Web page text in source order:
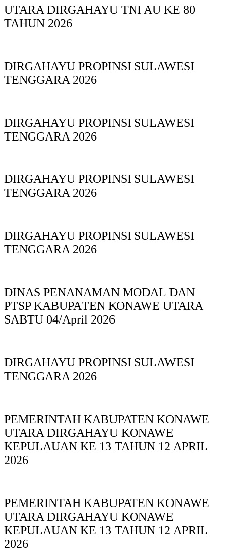
UTARA DIRGAHAYU TNI AU KE 80
TAHUN 2026
DIRGAHAYU PROPINSI SULAWESI
TENGGARA 2026
DIRGAHAYU PROPINSI SULAWESI
TENGGARA 2026
DIRGAHAYU PROPINSI SULAWESI
TENGGARA 2026
DIRGAHAYU PROPINSI SULAWESI
TENGGARA 2026
DINAS PΕΝΑΝΑΜAN MODAL DAN
PTSP KABUPAΤΕΝ ΚΟNAWE UTARA
SABTU 04/April 2026
DIRGAHAYU PROPINSI SULAWESI
TENGGARA 2026
PEMERINTAH KABUPATEN KONAWE
UTARA DIRGAHAYU KONAWE
KEPULAUAN KE 13 TAHUN 12 APRIL
2026
PEMERINTAH KABUPATEN KONAWE
UTARA DIRGAHAYU KONAWE
KEPULAUAN KE 13 TAHUN 12 APRIL
2026